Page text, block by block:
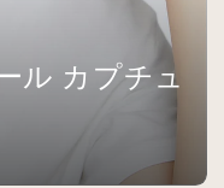
ル カプチュ